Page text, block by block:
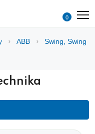
0
ABB
Swing, Swing